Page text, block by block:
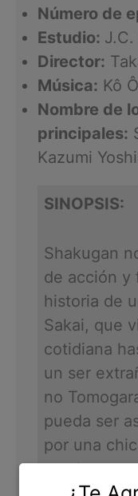
Número de
Estudio:
Director:
Música: Kô
Nombre de
principales:
Kazumi
SINOPSIS:
Shakugan
de acción y
historia de
Sakai, que
cotidiana
un ser
no
pueda ser
por una
resulta ser